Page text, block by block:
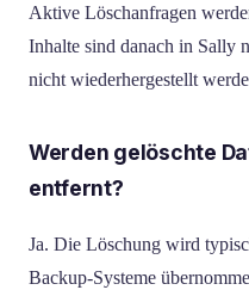
Aktive Löschanfragen
Inhalte sind danach in Sally
nicht wiederhergestellt
Werden gelöschte
entfernt?
Ja. Die Löschung wird
Backup-Systeme